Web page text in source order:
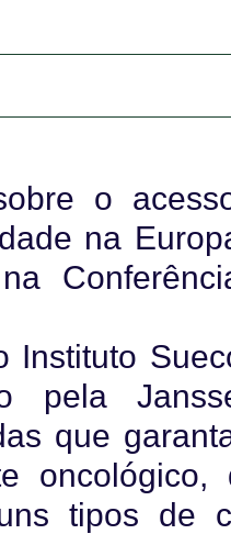
o
na
Instituto
pela
que
oncológico,
tipos de